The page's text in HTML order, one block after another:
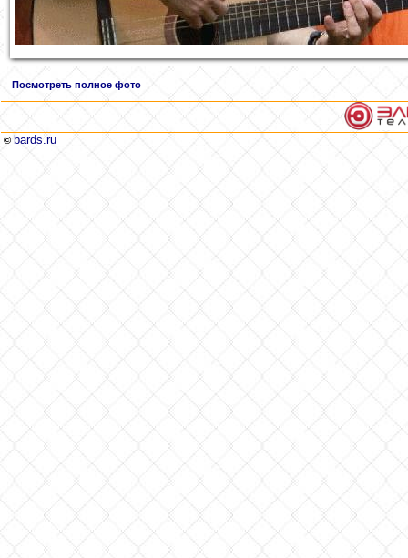
Посмотреть полное фото
© bards.ru